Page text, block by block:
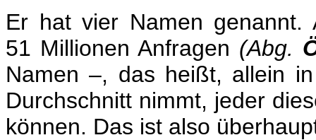
Er hat vier Namen
51 Millionen Anfragen (Abg.
Namen –, das heißt, allein
Durchschnitt nimmt, jeder
können. Das ist also